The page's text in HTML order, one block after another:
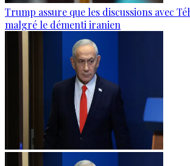
Trump assure que les discussions avec
malgré le démenti iranien